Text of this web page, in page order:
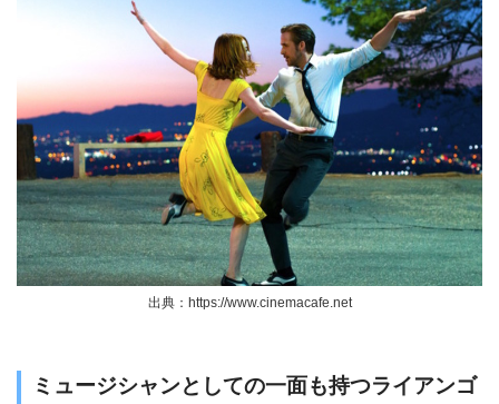
出典：https://www.cinemacafe.net
ミュージシャンとしての一面も持つライアンゴ